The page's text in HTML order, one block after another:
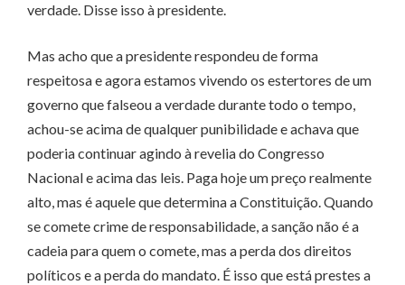
verdade. Disse isso à presidente.
Mas acho que a presidente respondeu de forma
respeitosa e agora estamos vivendo os estertores de um
governo que falseou a verdade durante todo o tempo,
achou-se acima de qualquer punibilidade e achava que
poderia continuar agindo à revelia do Congresso
Nacional e acima das leis. Paga hoje um preço realmente
alto, mas é aquele que determina a Constituição. Quando
se comete crime de responsabilidade, a sanção não é a
cadeia para quem o comete, mas a perda dos direitos
políticos e a perda do mandato. É isso que está prestes a